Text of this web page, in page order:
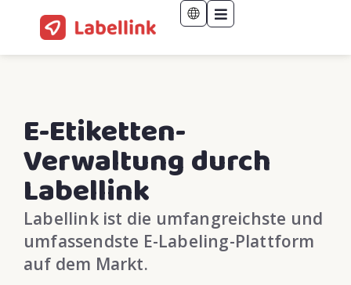
E-Etiketten-
Verwaltung durch
Labellink
Labellink ist die umfangreichste und
umfassendste E-Labeling-Plattform
auf dem Markt.